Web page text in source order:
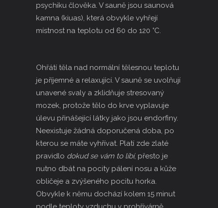
psychiku člověka. V sauně jsou saunová
kamna (kiuas), která obvykle vyhřejí
místnost na teplotu od 60 do 120 °C.
Ohřátí těla nad normální tělesnou teplotu
je příjemné a relaxující. V sauně se uvolňují
unavené svaly a zklidňuje stresovaný
mozek, protože tělo do krve vyplavuje
úlevu přinášející látky jako jsou endorfiny.
Neexistuje žádná doporučená doba, po
kterou se máte vyhřívat. Platí zde zlaté
pravidlo dokud se vám to líbí, přesto je
nutno dbát na pocity pálení nosu a kůže
obličeje a zvýšeného pocitu horka.
Obvykle k němu dochází kolem 15 minut